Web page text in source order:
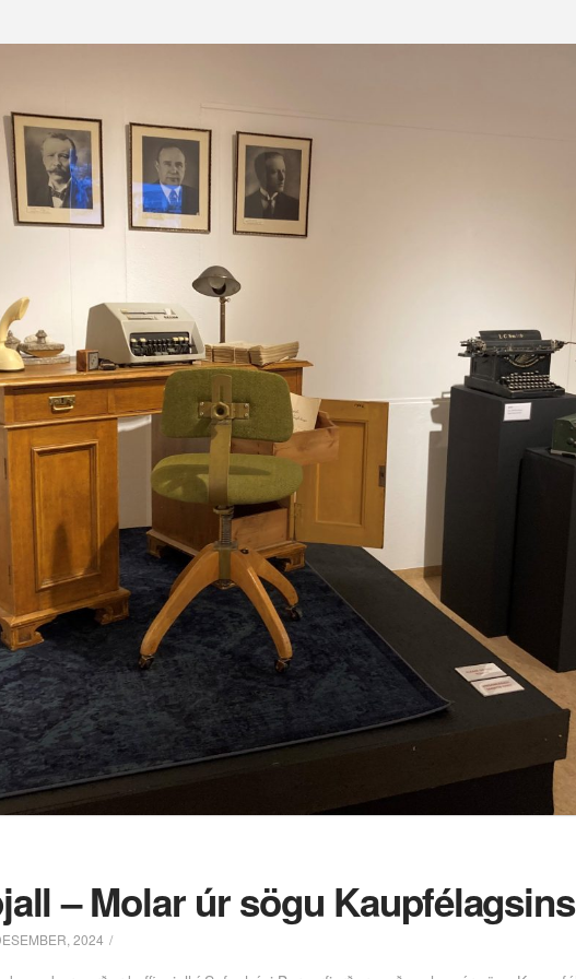
– Molar úr sögu Kaupfélagsins
2024